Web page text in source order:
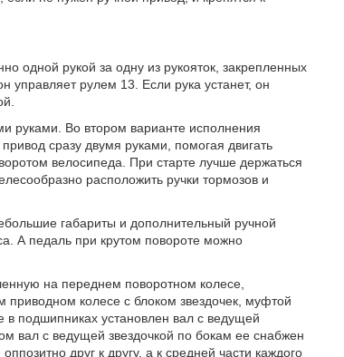
одной рукой за одну из рукояток, закрепленных
управляет рулем 13. Если рука устанет, он
руками. Во втором варианте исполнения
сразу двумя руками, помогая двигать
велосипеда. При старте лучше держаться
расположить ручки тормозов и
габариты и дополнительный ручной
А педаль при крутом повороте можно
на переднем поворотном колесе,
колесе с блоком звездочек, муфтой
подшипниках установлен вал с ведущей
вал с ведущей звездочкой по бокам ее снабжен
друг к другу, а к средней части каждого